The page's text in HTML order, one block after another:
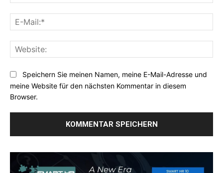
Speichern Sie meinen Namen, meine E-Mail-Adresse und
meine Website für den nächsten Kommentar in diesem
Browser.